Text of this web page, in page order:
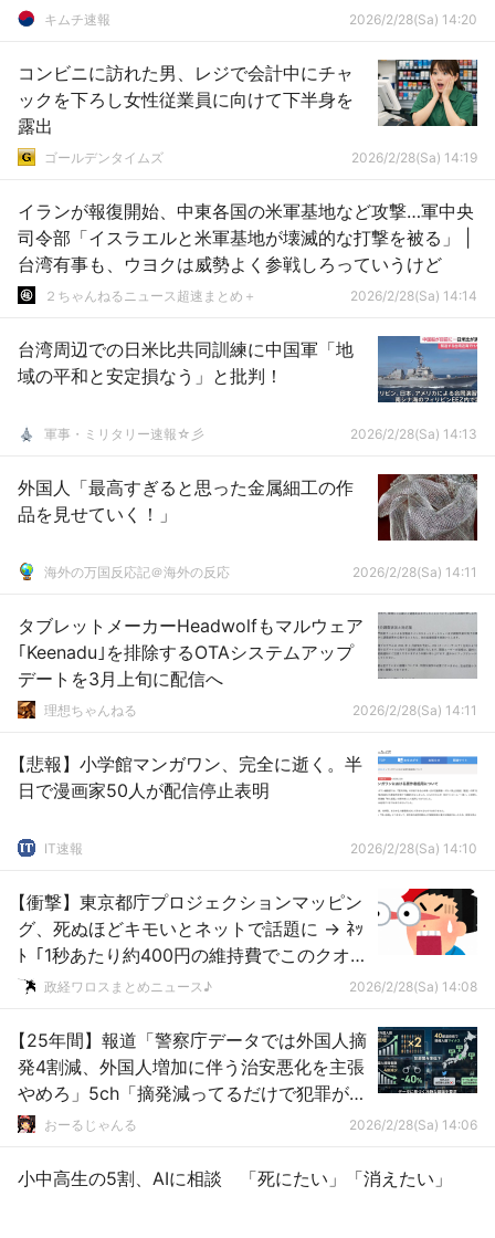
キムチ速報 2026/2/28(Sa) 14:20
コンビニに訪れた男、レジで会計中にチャ
ックを下ろし女性従業員に向けて下半身を
露出
ゴールデンタイムズ 2026/2/28(Sa) 14:19
イランが報復開始、中東各国の米軍基地など攻撃…軍中央
司令部「イスラエルと米軍基地が壊滅的な打撃を被る」 |
台湾有事も、ウヨクは威勢よく参戦しろっていうけど
２ちゃんねるニュース超速まとめ＋ 2026/2/28(Sa) 14:14
台湾周辺での日米比共同訓練に中国軍「地
域の平和と安定損なう」と批判！
軍事・ミリタリー速報☆彡 2026/2/28(Sa) 14:13
外国人「最高すぎると思った金属細工の作
品を見せていく！」
海外の万国反応記＠海外の反応 2026/2/28(Sa) 14:11
タブレットメーカーHeadwolfもマルウェア
｢Keenadu｣を排除するOTAシステムアップ
デートを3月上旬に配信へ
理想ちゃんねる 2026/2/28(Sa) 14:11
【悲報】小学館マンガワン、完全に逝く。半
日で漫画家50人が配信停止表明
IT速報 2026/2/28(Sa) 14:10
【衝撃】東京都庁プロジェクションマッピン
グ、死ぬほどキモいとネットで話題に → ﾈｯ
ﾄ「1秒あたり約400円の維持費でこのクオリ
ティーかよ？」ｗｗｗｗｗｗｗｗｗｗｗ
政経ワロスまとめニュース♪ 2026/2/28(Sa) 14:08
【25年間】報道「警察庁データでは外国人摘
発4割減、外国人増加に伴う治安悪化を主張
やめろ」5ch「摘発減ってるだけで犯罪が減
ってるとは言えない」
おーるじゃんる 2026/2/28(Sa) 14:06
小中高生の5割、AIに相談 「死にたい」「消えたい」